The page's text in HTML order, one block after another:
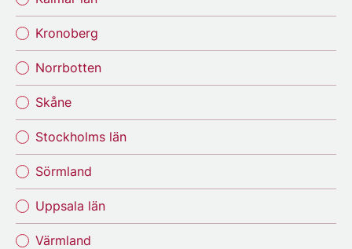
Kronoberg
Norrbotten
Skåne
Stockholms län
Sörmland
Uppsala län
Värmland